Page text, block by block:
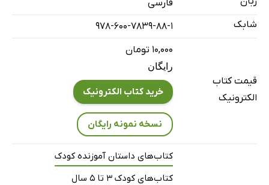
فارسی
شابک
978-600-7839-88-1
قیمت کتاب
الکترونیک
۱۰,۰۰۰ تومان
رایگان
خرید کتاب الکترونیک
نسخه نمونه رایگان
کتاب‌های داستان آموزنده کودک
کتاب‌های کودک 3 تا 5 سال